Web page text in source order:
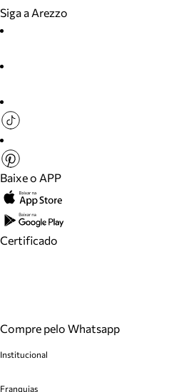
Siga a Arezzo
Baixe o APP
Certificado
Compre pelo Whatsapp
Institucional
Franquias